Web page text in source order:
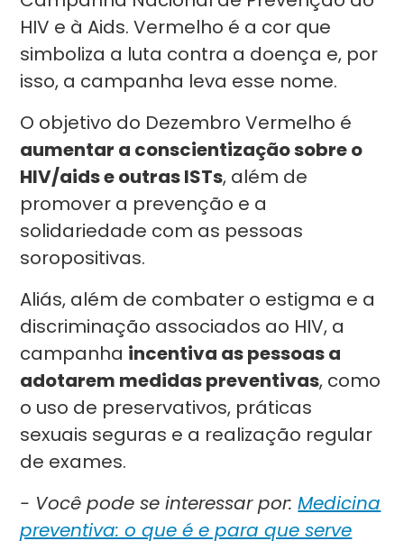
HIV e à Aids. Vermelho é a cor que
simboliza a luta contra a doença e, por
isso, a campanha leva esse nome.
O objetivo do Dezembro Vermelho é
aumentar a conscientização sobre o
HIV/aids e outras ISTs, além de
promover a prevenção e a
solidariedade com as pessoas
soropositivas.
Aliás, além de combater o estigma e a
discriminação associados ao HIV, a
campanha incentiva as pessoas a
adotarem medidas preventivas, como
o uso de preservativos, práticas
sexuais seguras e a realização regular
de exames.
- Você pode se interessar por:Medicina
preventiva: o que é e para que serve